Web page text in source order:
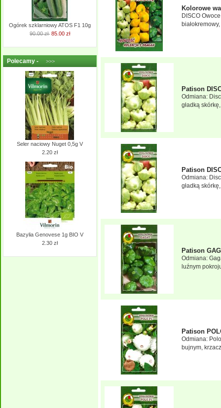
Ogórek szklarniowy ATOS F1 10g
90.00 zł 85.00 zł
Polecamy - >>>
Seler naciowy Nuget 0,5g V
2.20 zł
Bazylia Genovese 1g BIO V
2.30 zł
Kolorowe
DISCO
Patison
Odmiana:
gładką
Patison
Odmiana:
gładką
Patison
Odmiana:
luźnym
Patison
Odmiana:
bujnym,